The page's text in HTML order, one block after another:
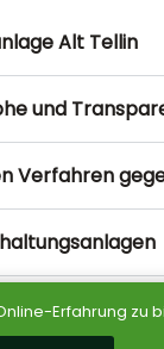
Alt Tellin
und
Verfahren
Erfahrung zu